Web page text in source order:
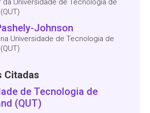
da Universidade de Tecnologia de
Johnson
Universidade de Tecnologia de
Citadas
de Tecnologia de
(QUT)